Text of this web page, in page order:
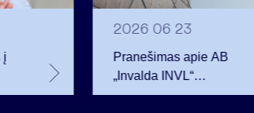
į
2026 06 23
Pranešimas apie AB
„Invalda INVL“
balsavimo teisių